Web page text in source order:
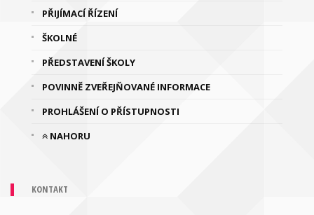
PŘIJÍMACÍ ŘÍZENÍ
ŠKOLNÉ
PŘEDSTAVENÍ ŠKOLY
POVINNĚ ZVEŘEJŇOVANÉ INFORMACE
PROHLÁŠENÍ O PŘÍSTUPNOSTI
NAHORU
KONTAKT